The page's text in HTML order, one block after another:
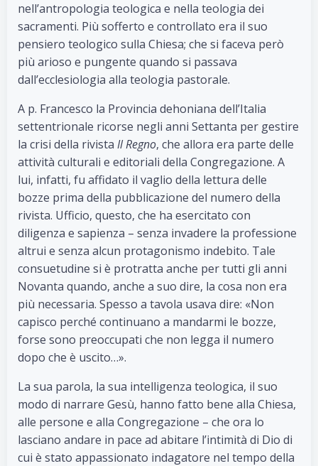
nell’antropologia teologica e nella teologia dei
sacramenti. Più sofferto e controllato era il suo
pensiero teologico sulla Chiesa; che si faceva però
più arioso e pungente quando si passava
dall’ecclesiologia alla teologia pastorale.
A p. Francesco la Provincia dehoniana dell’Italia
settentrionale ricorse negli anni Settanta per gestire
la crisi della rivista Il Regno, che allora era parte delle
attività culturali e editoriali della Congregazione. A
lui, infatti, fu affidato il vaglio della lettura delle
bozze prima della pubblicazione del numero della
rivista. Ufficio, questo, che ha esercitato con
diligenza e sapienza – senza invadere la professione
altrui e senza alcun protagonismo indebito. Tale
consuetudine si è protratta anche per tutti gli anni
Novanta quando, anche a suo dire, la cosa non era
più necessaria. Spesso a tavola usava dire: «Non
capisco perché continuano a mandarmi le bozze,
forse sono preoccupati che non legga il numero
dopo che è uscito…».
La sua parola, la sua intelligenza teologica, il suo
modo di narrare Gesù, hanno fatto bene alla Chiesa,
alle persone e alla Congregazione – che ora lo
lasciano andare in pace ad abitare l’intimità di Dio di
cui è stato appassionato indagatore nel tempo della